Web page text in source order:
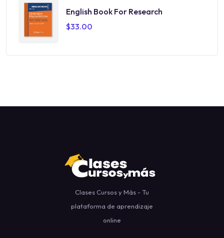
English Book For Research
$33.00
Clases Cursos y Más - Tu
plataforma de aprendizaje
online